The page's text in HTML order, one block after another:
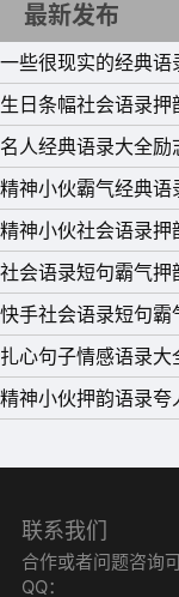
11、人生总有许多
汇的一天。人生又
会突然断了线.
12、如果不能打破
到自由的感觉。
13、你的丑和你的
14、女人，不需要
不能拒绝——那就
出得比别人多。
最新发布
一些很现实的经典语
生日条幅社会语录押
名人经典语录大全励
精神小伙霸气经典语
精神小伙社会语录押
社会语录短句霸气押
快手社会语录短句霸
扎心句子情感语录大
精神小伙押韵语录夸
联系我们
合作或者问题咨询可
QQ：